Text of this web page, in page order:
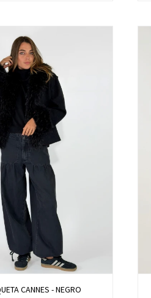
CANNES - NEGRO